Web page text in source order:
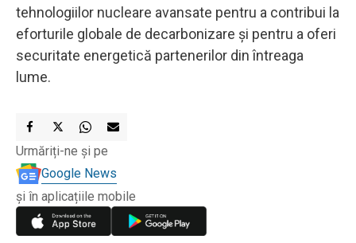
tehnologiilor nucleare avansate pentru a contribui la
eforturile globale de decarbonizare și pentru a oferi
securitate energetică partenerilor din întreaga
lume.
Urmăriți-ne și pe
Google News
și în aplicațiile mobile